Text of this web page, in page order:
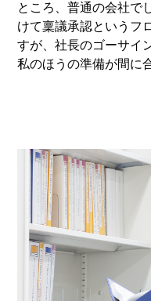
ところ、普通の会社で
けて稟議承認というフ
すが、社長のゴーサイ
私のほうの準備が間に